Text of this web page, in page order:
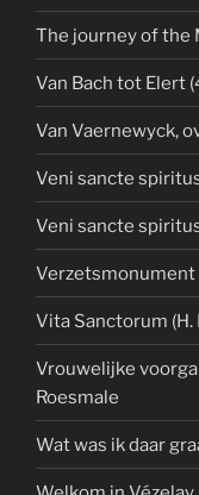
The journey of the
Van Bach tot Elert
Van Vaernewyck,
Veni sancte
Veni sancte
Verzetsmonument
Vita Sanctorum
Vrouwelijke
Roesmale
Wat was ik daar